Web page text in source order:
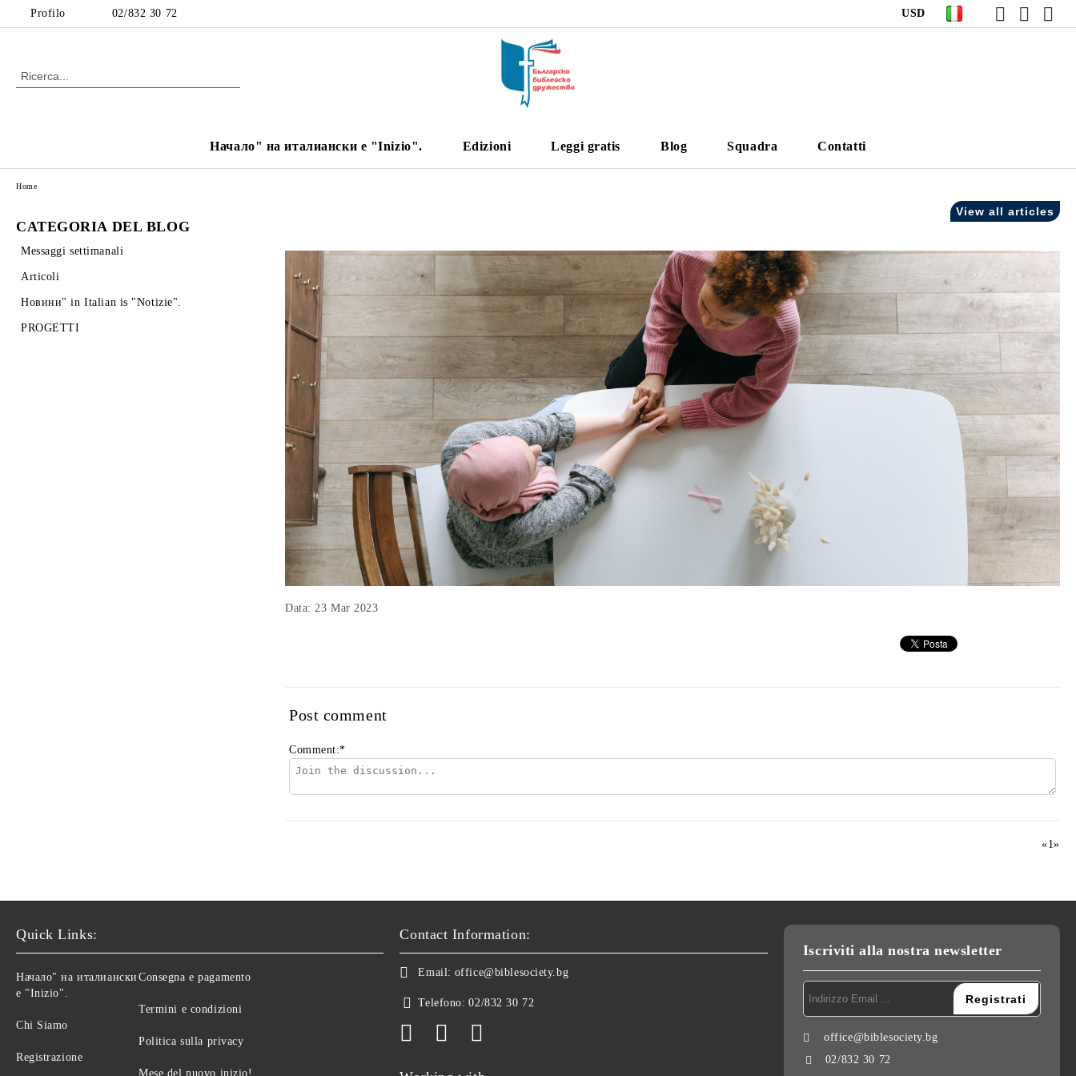
Profilo 02/832 30 72 USD
Начало" на италиански е "Inizio". Edizioni Leggi gratis Blog Squadra Contatti
CATEGORIA DEL BLOG
Messaggi settimanali
Articoli
Новини" in Italian is "Notizie".
PROGETTI
Home
View all articles
Data: 23 Mar 2023
Post comment
Comment:*
«1»
Quick Links:
Начало" на италиански
е "Inizio".
Chi Siamo
Registrazione
Consegna e pagamento
Termini e condizioni
Politica sulla privacy
Mese del nuovo inizio!
Contact Information:
Email: office@biblesociety.bg
Telefono: 02/832 30 72
Iscriviti alla nostra newsletter
office@biblesociety.bg
02/832 30 72